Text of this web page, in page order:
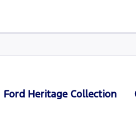
Ford Heritage Collection